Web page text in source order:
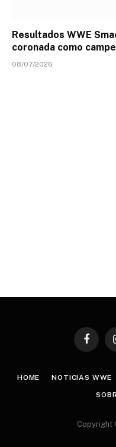
Resultados WWE
coronada como
08/07/2026
HOME NOTICIAS WWE
Copyright